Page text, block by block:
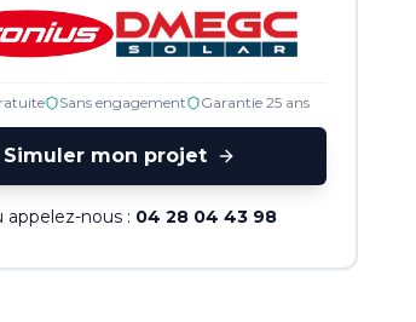
Sans engagement Garantie 25 ans
Simuler mon projet
appelez-nous : 04 28 04 43 98